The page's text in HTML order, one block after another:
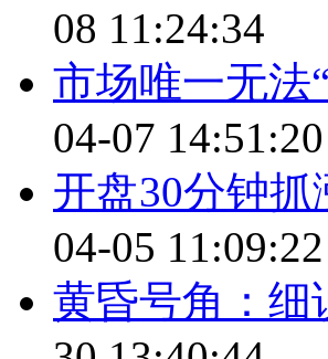
08 11:24:34
市场唯一无法
04-07 14:51:20
开盘30分钟抓
04-05 11:09:22
黄昏号角：细